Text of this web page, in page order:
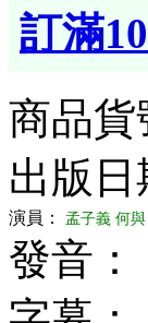
訂滿
商品貨
出版日
演員： 孟子義 何與
發音：